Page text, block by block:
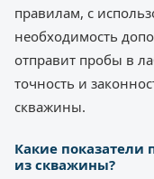
правилам, с
необходимость
отправит пробы в
точность и
скважины.
Какие показатели
из скважины?